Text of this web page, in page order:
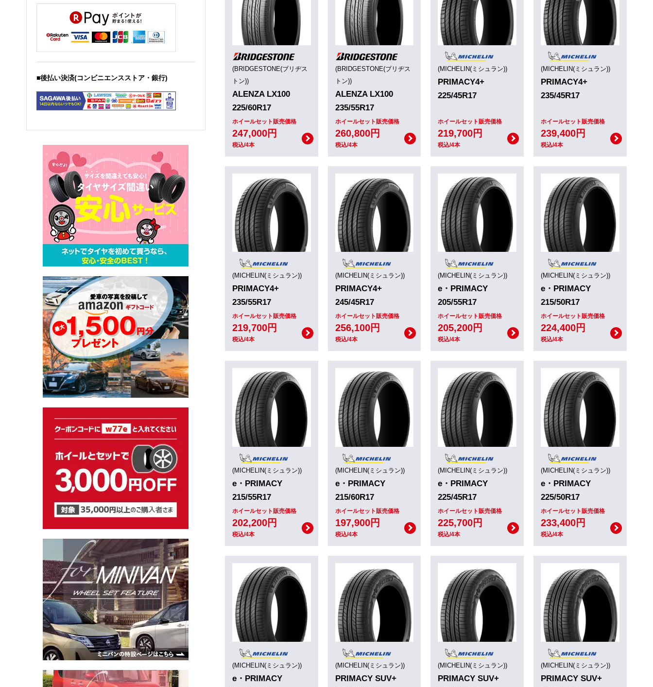
■後払い決済(コンビニエンスストア・銀行)
(BRIDGESTONE(ブリヂス
トン))
ALENZA LX100
225/60R17
ホイールセット販売価格
247,000円
税込/4本
(BRIDGESTONE(ブリヂス
トン))
ALENZA LX100
235/55R17
ホイールセット販売価格
260,800円
税込/4本
(MICHELIN(ミシュラン))
PRIMACY4+
225/45R17
ホイールセット販売価格
219,700円
税込/4本
(MICHELIN(ミシュラン))
PRIMACY4+
235/45R17
ホイールセット販売価格
239,400円
税込/4本
(MICHELIN(ミシュラン))
PRIMACY4+
235/55R17
ホイールセット販売価格
219,700円
税込/4本
(MICHELIN(ミシュラン))
PRIMACY4+
245/45R17
ホイールセット販売価格
256,100円
税込/4本
(MICHELIN(ミシュラン))
e・PRIMACY
205/55R17
ホイールセット販売価格
205,200円
税込/4本
(MICHELIN(ミシュラン))
e・PRIMACY
215/50R17
ホイールセット販売価格
224,400円
税込/4本
(MICHELIN(ミシュラン))
e・PRIMACY
215/55R17
ホイールセット販売価格
202,200円
税込/4本
(MICHELIN(ミシュラン))
e・PRIMACY
215/60R17
ホイールセット販売価格
197,900円
税込/4本
(MICHELIN(ミシュラン))
e・PRIMACY
225/45R17
ホイールセット販売価格
225,700円
税込/4本
(MICHELIN(ミシュラン))
e・PRIMACY
225/50R17
ホイールセット販売価格
233,400円
税込/4本
(MICHELIN(ミシュラン))
e・PRIMACY
(MICHELIN(ミシュラン))
PRIMACY SUV+
(MICHELIN(ミシュラン))
PRIMACY SUV+
(MICHELIN(ミシュラン))
PRIMACY SUV+